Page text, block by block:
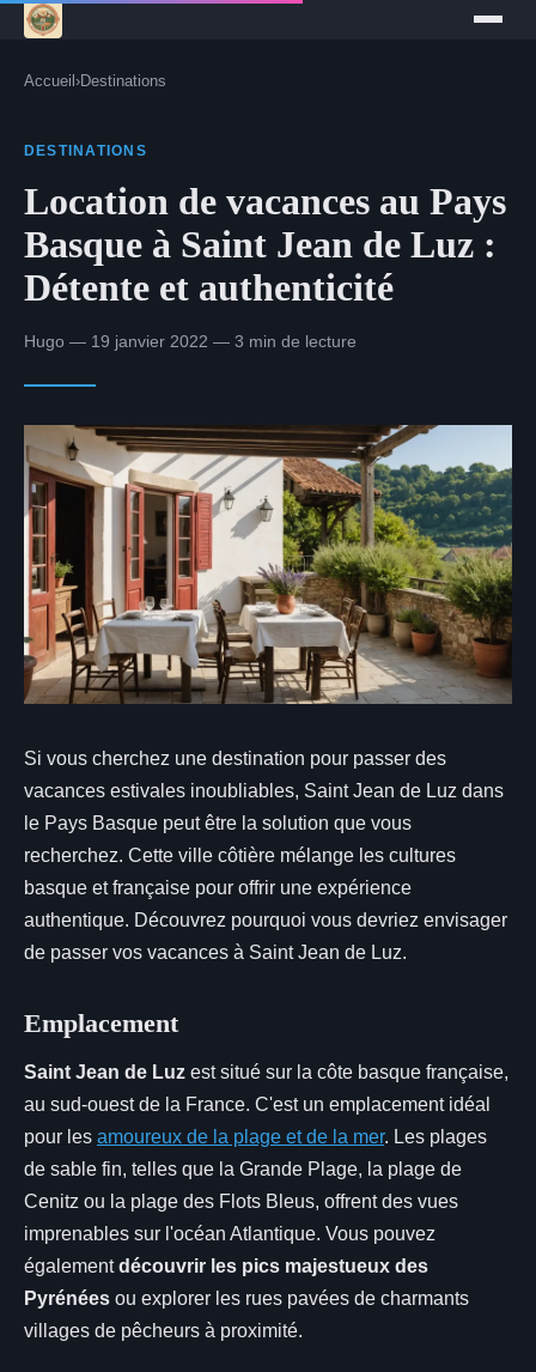
Accueil ›Destinations
DESTINATIONS
Location de vacances au Pays
Basque à Saint Jean de Luz :
Détente et authenticité
Hugo — 19 janvier 2022 — 3 min de lecture
Si vous cherchez une destination pour passer des
vacances estivales inoubliables, Saint Jean de Luz dans
le Pays Basque peut être la solution que vous
recherchez. Cette ville côtière mélange les cultures
basque et française pour offrir une expérience
authentique. Découvrez pourquoi vous devriez envisager
de passer vos vacances à Saint Jean de Luz.
Emplacement
Saint Jean de Luz est situé sur la côte basque française,
au sud-ouest de la France. C'est un emplacement idéal
pour les amoureux de la plage et de la mer. Les plages
de sable fin, telles que la Grande Plage, la plage de
Cenitz ou la plage des Flots Bleus, offrent des vues
imprenables sur l'océan Atlantique. Vous pouvez
égalementdécouvrir les pics majestueux des
Pyrénées ou explorer les rues pavées de charmants
villages de pêcheurs à proximité.